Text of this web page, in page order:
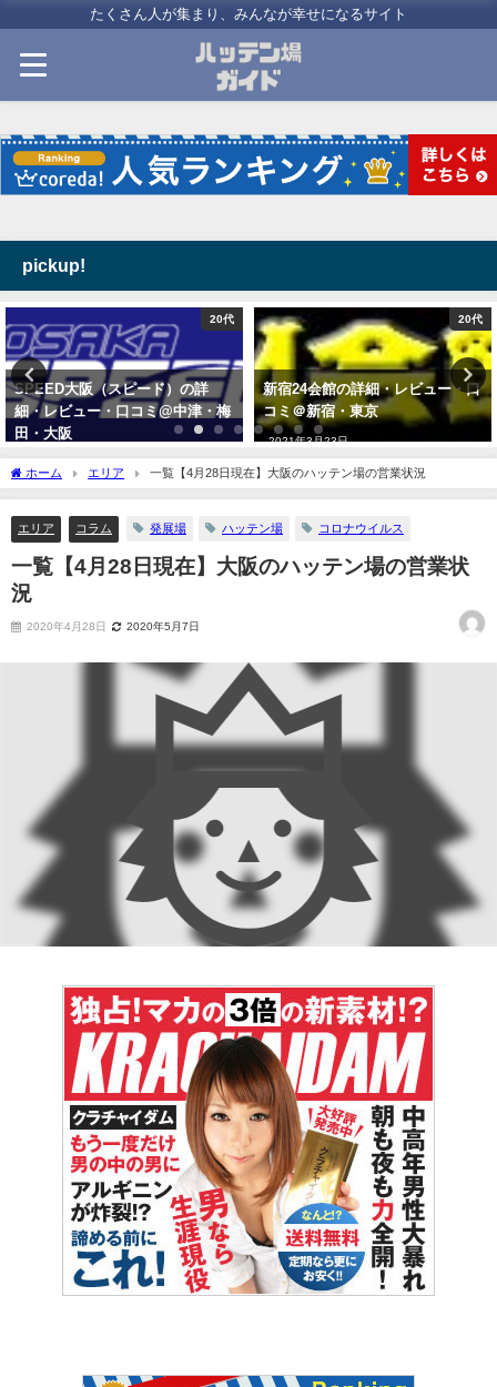
たくさん人が集まり、みんなが幸せになるサイト
pickup!
20代
SPEED大阪（スピード）の詳
細・レビュー・口コミ@中津・梅
田・大阪
20代
新宿24会館の詳細・レビュー・口
コミ＠新宿・東京
2021年3月23日
ホーム エリア 一覧【4月28日現在】大阪のハッテン場の営業状況
エリア コラム 発展場 ハッテン場 コロナウイルス
一覧【4月28日現在】大阪のハッテン場の営業状
況
2020年4月28日 2020年5月7日